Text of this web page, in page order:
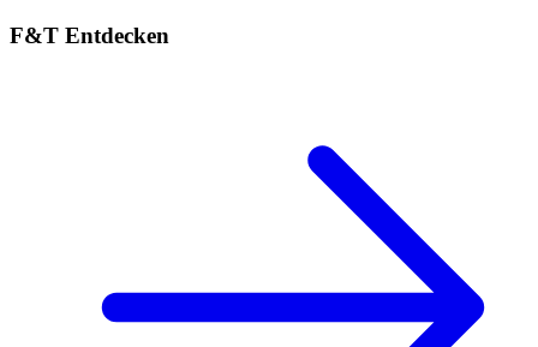
F&T Entdecken